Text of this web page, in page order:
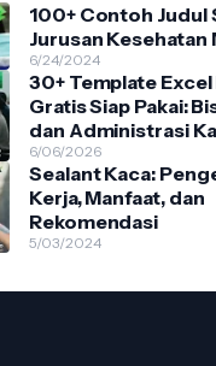
100+ Contoh Judul
Jurusan Kesehatan
6/24/2024
30+ Template
Gratis Siap Pakai:
dan Administrasi
6/06/2026
Sealant Kaca:
Kerja, Manfaat, dan
Rekomendasi
5/03/2024